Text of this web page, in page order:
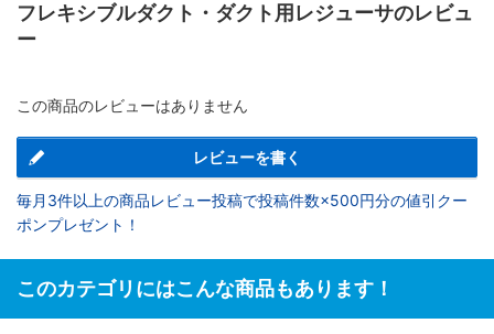
フレキシブルダクト・ダクト用レジューサのレビュ
ー
この商品のレビューはありません
レビューを書く
毎月3件以上の商品レビュー投稿で投稿件数×500円分の値引クー
ポンプレゼント！
このカテゴリにはこんな商品もあります！